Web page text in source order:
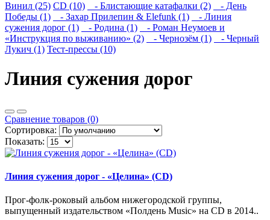
Винил (25) CD (10) - Блистающие катафалки (2)
- День
Победы (1)
- Захар Прилепин & Elefunk (1)
- Линия
сужения дорог (1)
- Родина (1)
- Роман Неумоев и
«Инструкция по выживанию» (2)
- Чернозём (1)
- Черный
Лукич (1) Тест-прессы (10)
Линия сужения дорог
Сравнение товаров (0)
Сортировка:
Показать:
Линия сужения дорог - «Целина» (CD)
Прог-фолк-роковый альбом нижегородской группы,
выпущенный издательством «Полдень Music» на CD в 2014..